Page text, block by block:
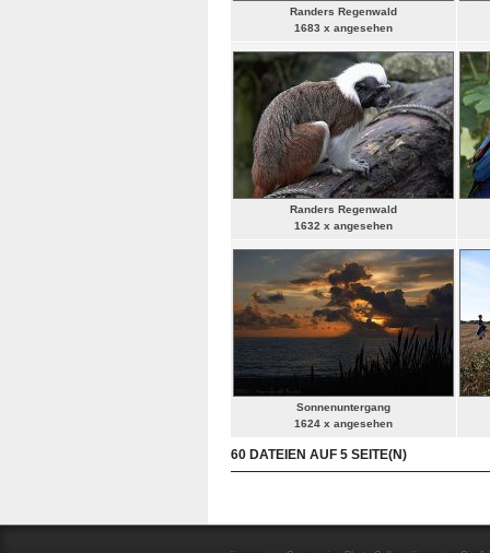
Randers Regenwald
1683 x angesehen
Randers Regenwald
1632 x angesehen
Sonnenuntergang
1624 x angesehen
60 DATEIEN AUF 5 SEITE(N)